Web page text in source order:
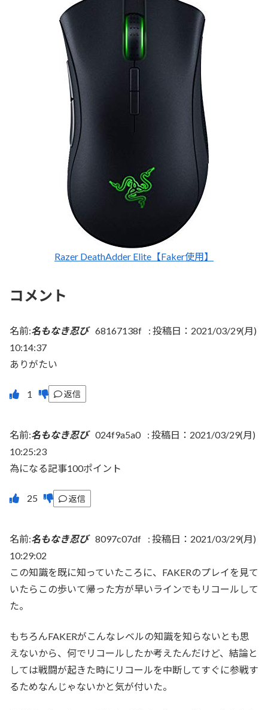
Razer DeathAdder Elite【Faker使用】
コメント
名前:名もなき忍び 68167138f : 投稿日：2021/03/29(月)
10:14:37
ありがたい
返信
名前:名もなき忍び 024f9a5a0 : 投稿日：2021/03/29(月)
10:25:23
為になる記事100ポイント
返信
名前:名もなき忍び 8097c07df : 投稿日：2021/03/29(月)
10:29:02
この知識を既に知っていたころに、FAKERのプレイを見て
いたらこの歩いて帰った方が早いラインでもリコールして
た。
もちろんFAKERがこんなレベルの知識を知らないとも思
えないから、何でリコールしたか考えたんだけど、結論と
しては戦闘が起きた時にリコールを中断してすぐに参戦す
るためなんじゃないかと気が付いた。